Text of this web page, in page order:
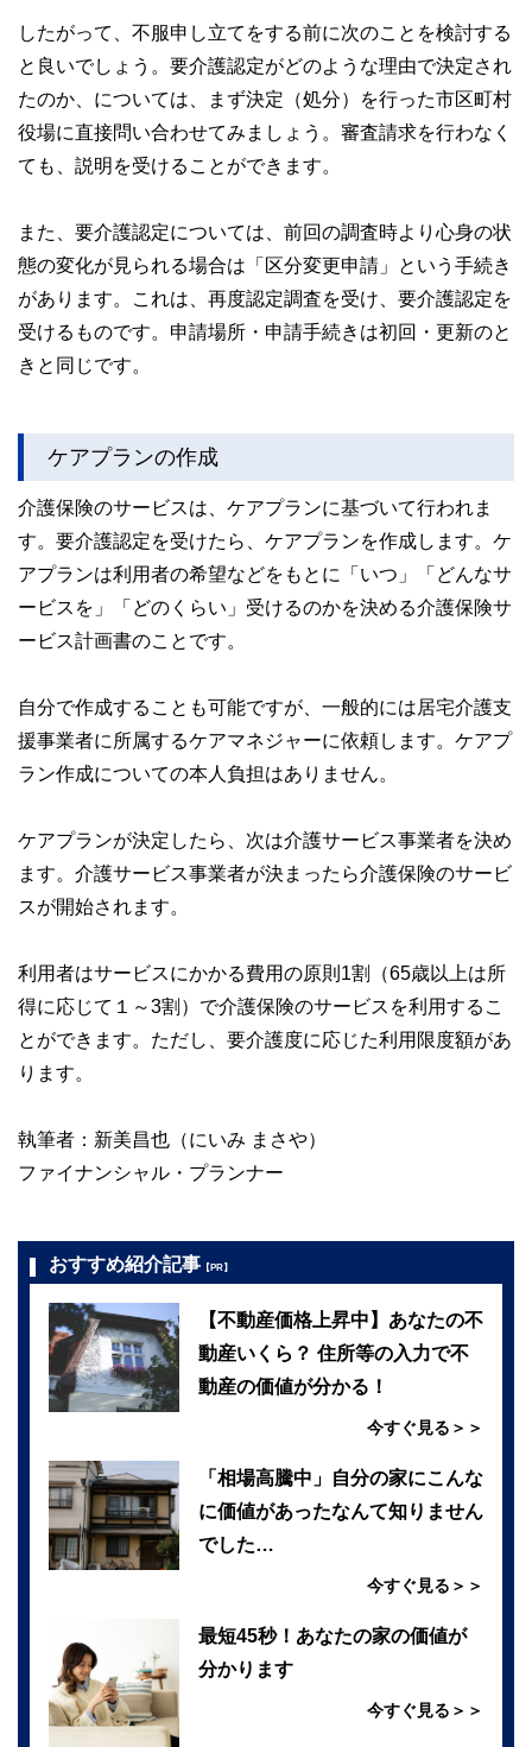
したがって、不服申し立てをする前に次のことを検討する
と良いでしょう。要介護認定がどのような理由で決定され
たのか、については、まず決定（処分）を行った市区町村
役場に直接問い合わせてみましょう。審査請求を行わなく
ても、説明を受けることができます。
また、要介護認定については、前回の調査時より心身の状
態の変化が見られる場合は「区分変更申請」という手続き
があります。これは、再度認定調査を受け、要介護認定を
受けるものです。申請場所・申請手続きは初回・更新のと
きと同じです。
ケアプランの作成
介護保険のサービスは、ケアプランに基づいて行われま
す。要介護認定を受けたら、ケアプランを作成します。ケ
アプランは利用者の希望などをもとに「いつ」「どんなサ
ービスを」「どのくらい」受けるのかを決める介護保険サ
ービス計画書のことです。
自分で作成することも可能ですが、一般的には居宅介護支
援事業者に所属するケアマネジャーに依頼します。ケアプ
ラン作成についての本人負担はありません。
ケアプランが決定したら、次は介護サービス事業者を決め
ます。介護サービス事業者が決まったら介護保険のサービ
スが開始されます。
利用者はサービスにかかる費用の原則1割（65歳以上は所
得に応じて１～3割）で介護保険のサービスを利用するこ
とができます。ただし、要介護度に応じた利用限度額があ
ります。
執筆者：新美昌也（にいみ まさや）
ファイナンシャル・プランナー
おすすめ紹介記事 【PR】
【不動産価格上昇中】あなたの不
動産いくら？ 住所等の入力で不
動産の価値が分かる！
今すぐ見る＞＞
「相場高騰中」自分の家にこんな
に価値があったなんて知りません
でした…
今すぐ見る＞＞
最短45秒！あなたの家の価値が
分かります
今すぐ見る＞＞